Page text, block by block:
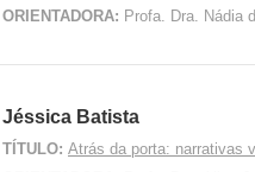
ORIENTADORA: Profa. Dra. Nádia
Jéssica Batista
TÍTULO: Atrás da porta: narrativas